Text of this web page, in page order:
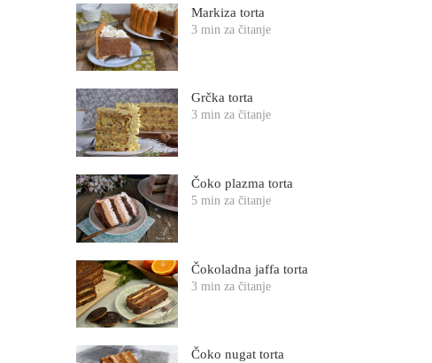
Markiza torta
3 min za čitanje
Grčka torta
3 min za čitanje
Čoko plazma torta
5 min za čitanje
Čokoladna jaffa torta
3 min za čitanje
Čoko nugat torta